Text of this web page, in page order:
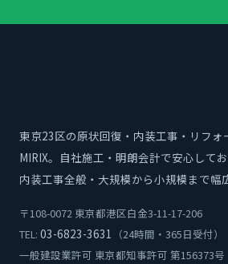
東京23区の原状回復・内装工事・リフォ
MIRIX。自社施工・明朗会計で安心してお
内装工事全般・大規模から小規模まで幅
〒108-0072 東京都港区白金3-11-17-206
TEL: 03-6823-3631 （24時間・365日受付）
一般建設業許可 東京都知事許可 第156373号